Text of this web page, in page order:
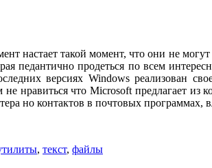
настает такой момент, что они не
педантично продеться по всем
версиях Windows реализован
нравиться что Microsoft предлагает из
но контактов в почтовых
, текст, файлы